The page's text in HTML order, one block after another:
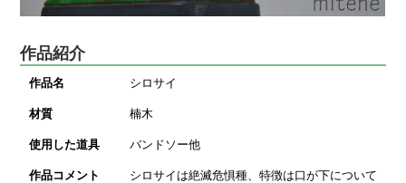
作品紹介
作品名 シロサイ
材質 楠木
使用した道具 バンドソー他
作品コメント
シロサイは絶滅危惧種、特徴は口が下について